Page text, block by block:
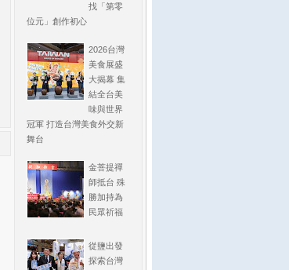
找「第零
位元」創作初心
2026台灣
美食展盛
大揭幕 集
結全台美
味與世界
冠軍 打造台灣美食外交新
舞台
金菩提禪
師抵台 殊
勝加持為
民眾祈福
從鹽出發
探索台灣